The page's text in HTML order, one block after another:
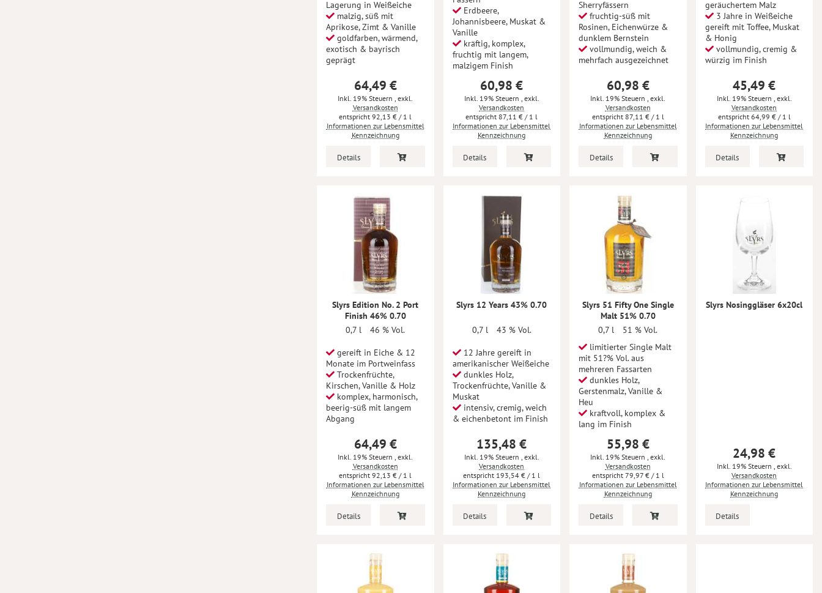
Lagerung in Weißeiche
malzig, süß mit
Aprikose, Zimt & Vanille
goldfarben, wärmend,
exotisch & bayrisch
geprägt
64,49 €
Inkl. 19% Steuern, exkl.
Versandkosten
92,13 € / 1 l
Informationen zur Lebensmittel
Kennzeichnung
Details
Erdbeere,
Johannisbeere, Muskat &
Vanille
kräftig, komplex,
fruchtig mit langem,
malzigem Finish
60,98 €
Inkl. 19% Steuern , exkl.
Versandkosten
87,11 € / 1 l
Informationen zur Lebensmittel
Kennzeichnung
Details
Sherryfässern
fruchtig-süß mit
Rosinen, Eichenwürze &
dunklem Bernstein
vollmundig, weich &
mehrfach ausgezeichnet
60,98 €
Inkl. 19% Steuern, exkl.
Versandkosten
87,11 €/ 1 l
Informationen zur Lebensmittel
Kennzeichnung
Details
geräuchertem Malz
3 Jahre in Weißeiche
gereift mit Toffee, Muskat
& Honig
vollmundig, cremig &
würzig im Finish
45,49 €
Inkl. 19% Steuern , exkl.
Versandkosten
64,99 €/ 1 l
Informationen zur Lebensmittel
Kennzeichnung
Details
Slyrs Edition No. 2 Port
Finish 46% 0.70
0,7 l
46 % Vol.
gereift in Eiche & 12
Monate im Portweinfass
Trockenfrüchte,
Kirschen, Vanille & Holz
komplex, harmonisch,
beerig-süß mit langem
Abgang
64,49 €
Inkl. 19% Steuern
exkl.
Versandkosten
92,13 € / 1 l
Informationen zur Lebensmittel
Kennzeichnung
Details
Slyrs 12 Years 43% 0.70
0,7 l 43 % Vol.
12 Jahre gereift in
amerikanischer Weißeiche
dunkles Holz,
Trockenfrüchte, Vanille &
Muskat
intensiv, cremig, weich
& eichenbetont im Finish
135,48 €
Inkl. 19% Steuern exkl.
Versandkosten
193,54 € / 1 l
Informationen zur Lebensmittel
Kennzeichnung
Details
Slyrs 51 Fifty One Single
Malt 51% 0.70
0,7 l
51 % Vol.
limitierter Single Malt
mit 51?% Vol. aus
mehreren Fassarten
dunkles Holz,
Gerstenmalz, Vanille &
Heu
kraftvoll, komplex &
lang im Finish
55,98 €
Inkl. 19% Steuern
exkl.
Versandkosten
79,97 € / 1 l
Informationen zur Lebensmittel
Kennzeichnung
Details
Slyrs Nosinggläser 6x20cl
24,98 €
Inkl. 19% Steuern exkl.
Versandkosten
Informationen zur Lebensmittel
Kennzeichnung
Details